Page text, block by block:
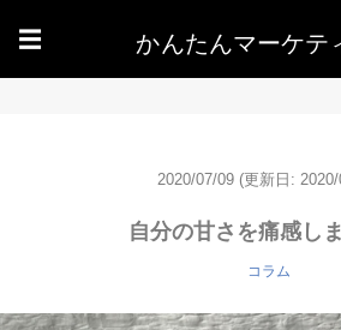
☰ かんたんマーケテ
2020/07/09 (更新日:
自分の甘さを痛感し
コラム